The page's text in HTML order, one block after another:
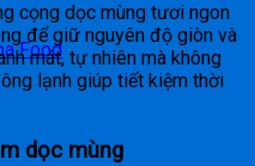
Food
cọng dọc mùng tươi ngon
để giữ nguyên độ giòn và
mát, tự nhiên mà không
lạnh giúp tiết kiệm thời
dọc mùng